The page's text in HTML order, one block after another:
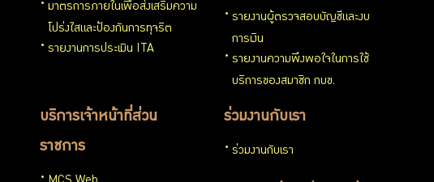
มาตรการภายในเพื่อส่งเสริมความ
โปร่งใสและป้องกันการทุจริต
รายงานการประเมิน ITA
รายงานผู้ตรวจสอบบัญชีและงบ
การเงิน
รายงานความพึงพอใจในการใช้
บริการของสมาชิก กบข.
บริการเจ้าหน้าที่ส่วน
ราชการ
ร่วมงานกับเรา
ร่วมงานกับเรา